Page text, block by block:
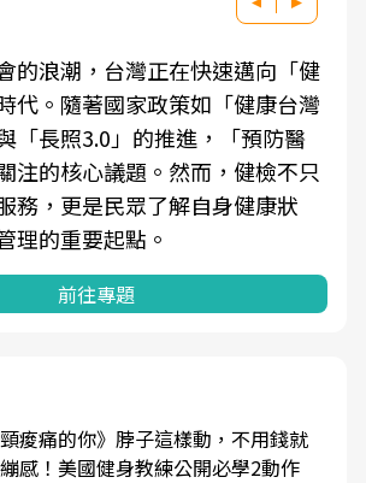
的浪潮，台灣正在快速邁向「健
代。隨著國家政策如「健康台灣
「長照3.0」的推進，「預防醫
注的核心議題。然而，健檢不只
務，更是民眾了解自身健康狀
理的重要起點。
前往專題
痠痛的你》脖子這樣動，不用錢就
感！美國健身教練公開必學2動作